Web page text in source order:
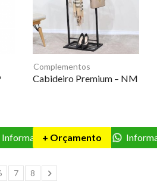
Informações
Complementos
Cabideiro Premium – NM
+ Orçamento
7 8